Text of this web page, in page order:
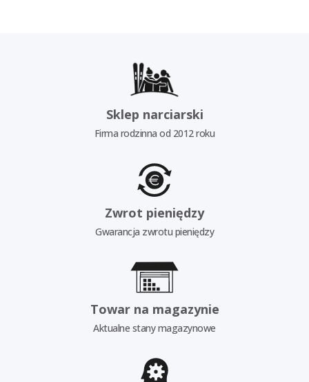
Sklep narciarski
Firma rodzinna od 2012 roku
Zwrot pieniędzy
Gwarancja zwrotu pieniędzy
Towar na magazynie
Aktualne stany magazynowe